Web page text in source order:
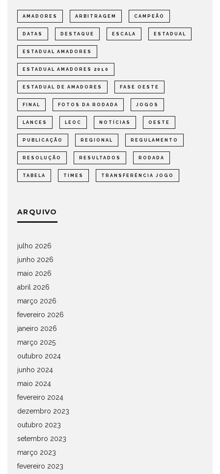
AMADORES ARBITRAGEM CAMPEÃO
DATAS DESTAQUE ESCALA ESTADUAL
ESTADUAL AMADORES
ESTADUAL AMADORES 2010
ESTADUAL DE AMADORES FASE OESTE
FINAL FOTOS DA RODADA JOGOS
LANCES LEOC NOTÍCIAS OESTE
PUBLICAÇÃO REGIONAL REGULAMENTO
RESOLUÇÃO RESULTADOS RODADA
TABELA TIMES TRANSFERÊNCIA JOGO
ARQUIVO
julho 2026
junho 2026
maio 2026
abril 2026
março 2026
fevereiro 2026
janeiro 2026
março 2025
outubro 2024
junho 2024
maio 2024
fevereiro 2024
dezembro 2023
outubro 2023
setembro 2023
março 2023
fevereiro 2023